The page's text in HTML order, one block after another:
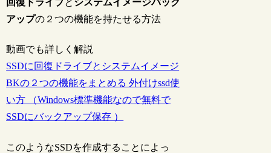
回復ドライブ と システムイメージバック
アップの２つの機能を持たせる方法
動画でも詳しく解説
SSDに回復ドライブとシステムイメージ
BKの２つの機能をまとめる 外付けssd使
い方 （Windows標準機能なので無料で
SSDにバックアップ保存 ）
このようなSSDを作成することによっ